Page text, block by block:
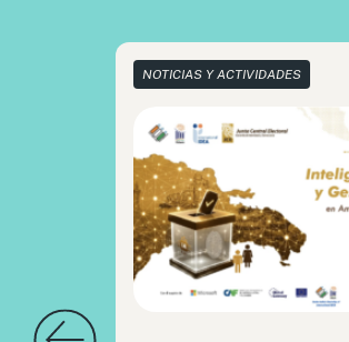
NOTICIAS Y ACTIVIDADES